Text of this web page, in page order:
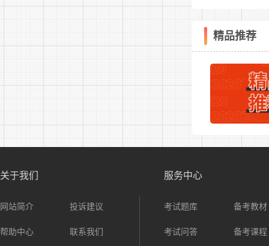
(三)面
(四)背
背景
况。
体检由
精品推荐
关于我们
网站简介 投诉建议
帮助中心 联系我们
服务中心
考试题库 备考教材
考试问答 备考课程